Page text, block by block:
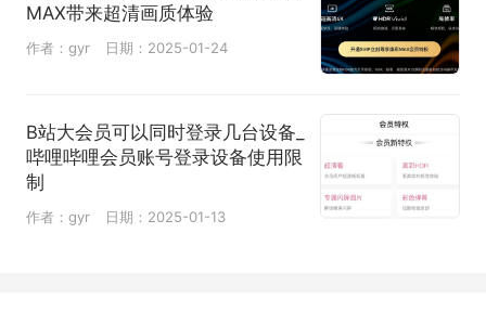
MAX带来超清画质体验
作者：gyr 日期：2025-01-24
B站大会员可以同时登录几台设备_
哔哩哔哩会员账号登录设备使用限
制
作者：gyr 日期：2025-01-13